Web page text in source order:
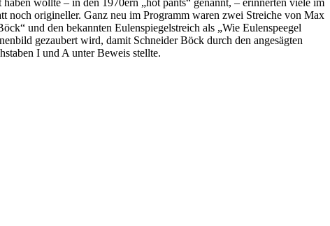
noch origineller. Ganz neu im Programm waren zwei Streiche von Max
und den bekannten Eulenspiegelstreich als „Wie Eulenspeegel
gezaubert wird, damit Schneider Böck durch den angesägten
I und A unter Beweis stellte.